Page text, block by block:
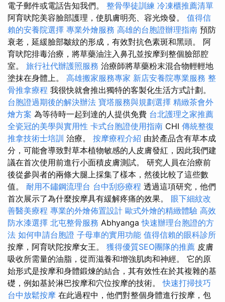
電子郵件或電話告知我們。 整骨學徒訓練 冷凍櫃推薦清單
阿育吠陀美容臉部護理，使肌膚明亮、容光煥發。 值得信
賴的安養院選擇 專業外燴服務 高雄的台胞證辦理指南 預防
衰老，延緩臉部皺紋的形成，有效對抗色素斑和黑頭。 阿
育吠陀排毒治療，將草藥油注入鼻孔並按摩到整個臉部腔
室。 旅行社代辦護照服務 治療師將草藥粉末混合物輕輕地
塗抹在身體上。 高雄搬家服務專家 新店安養院專業服務 整
骨推拿療程 我很快就會推出獨特的客製化生活方式計劃。
台胞證過期後的解決辦法 寶塔服務與規劃選擇 精緻茶會外
燴方案 為等待時一起到達的人提供免費 台北護理之家推薦
全瓷冠的美學與實用性 卡式台胞證使用指南 CHI 傳統整復
推拿技術士培訓 治療。 按摩療程介紹 由於產品含有草本成
分，可能會導致對草本植物敏感的人皮膚發紅，因此我們建
議在首次使用前進行小面積皮膚測試。 研究人員在治療前
後從參與者的兩條大腿上採集了樣本，然後比較了這些數
值。 耐用不鏽鋼流理台 台中刮痧療程 透過這項研究，他們
首次展示了為什麼按摩具有緩解疼痛的效果。 眼下細紋改
善醫美療程 專業的外燴佈置設計 歐式外燴的精緻體驗 高效
防水漆選擇 北屯整骨服務 Abhyanga快速辦理台胞證的方
法 如何申請台胞證 子母車的實用功能 值得信賴的眼科診所
按摩，阿育吠陀按摩女王。 獲得優質SEO團隊的推薦 皮膚
吸收所需量的油脂，從而滋養和增強肌肉和神經。 它的原
始形式是按摩和身體鍛煉的結合，其有效性在於其複雜的基
礎，例如基於淋巴按摩和穴位按摩的技術。快速打掃技巧
台中放鬆按摩 在此過程中，他們對整個身體進行按摩，包